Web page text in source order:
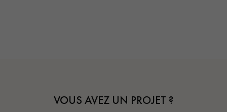
VOUS AVEZ UN PROJET ?